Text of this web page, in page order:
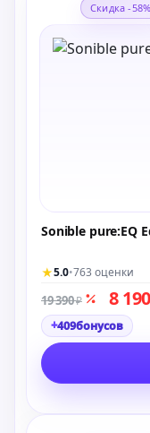
Скидка -58%
Sonible pure:EQ
★5.0•763 оценки
19 390₽ 8 190
+409бонусов